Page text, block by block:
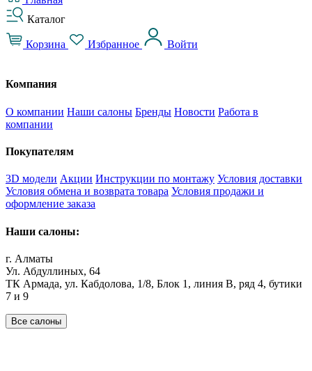
Каталог
Корзина Избранное Войти
Компания
О компании Наши салоны Бренды Новости Работа в
компании
Покупателям
3D модели Акции Инструкции по монтажу Условия доставки
Условия обмена и возврата товара Условия продажи и
оформление заказа
Наши салоны:
г. Алматы
Ул. Абдуллиных, 64
ТК Армада, ул. Кабдолова, 1/8, Блок 1, линия В, ряд 4, бутики
7 и 9
Все салоны